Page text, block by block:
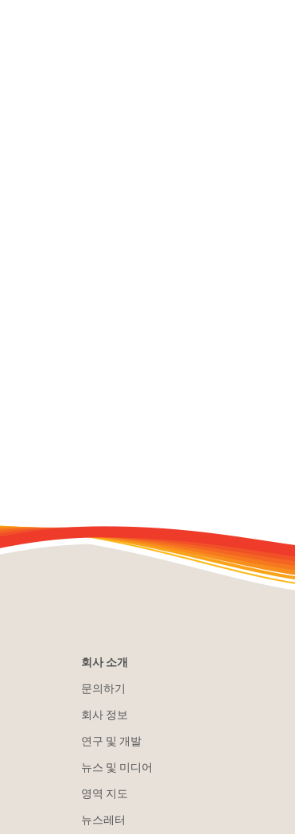
회사 소개
문의하기
회사 정보
연구 및 개발
뉴스 및 미디어
영역 지도
뉴스레터